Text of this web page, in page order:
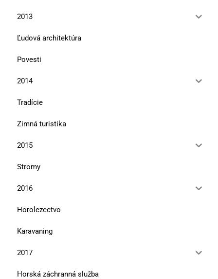
2013
Ľudová architektúra
Povesti
2014
Tradície
Zimná turistika
2015
Stromy
2016
Horolezectvo
Karavaning
2017
Horská záchranná služba